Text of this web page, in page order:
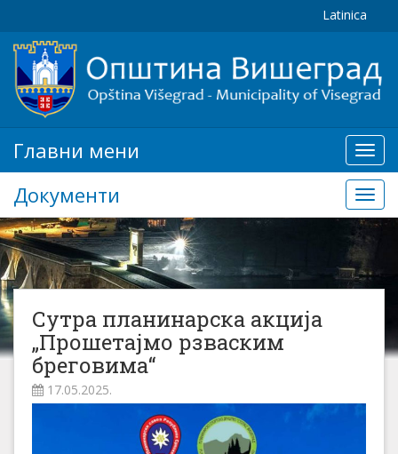
Latinica
мени
Главни мени
Документи
Сутра планинарска акција
„Прошетајмо рзваским
бреговима“
17.05.2025.